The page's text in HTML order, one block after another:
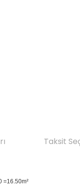
Taksit
=16.50m²